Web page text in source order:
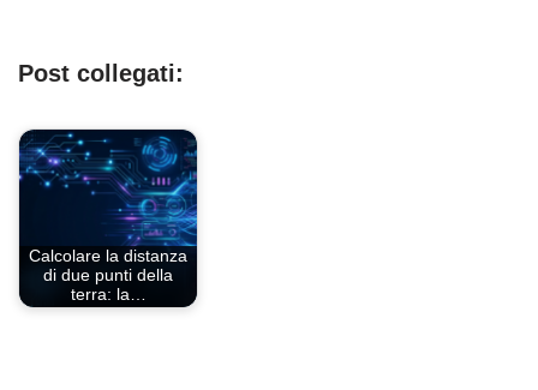
Post collegati:
Calcolare la distanza
di due punti della
terra: la…